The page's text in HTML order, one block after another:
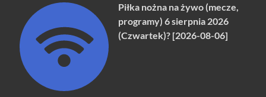
Piłka nożna na żywo (mecze,
programy) 6 sierpnia 2026
(Czwartek)? [2026-08-06]